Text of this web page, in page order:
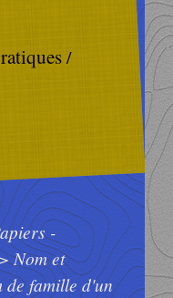
/
-
Nom et
de famille d'un